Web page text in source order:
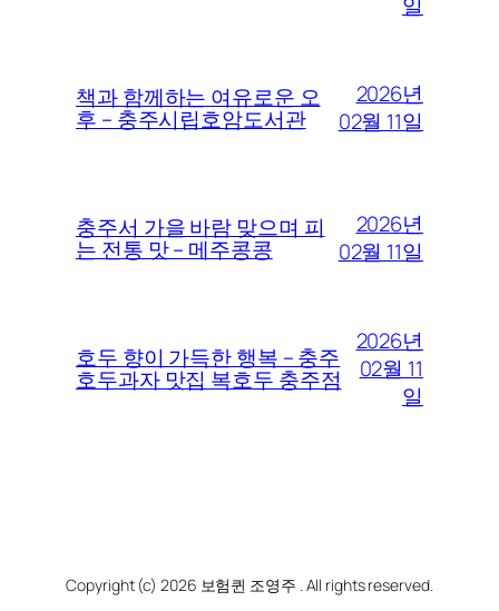
책과 함께하는 여유로운 오
후 – 충주시립호암도서관
2026년
02월 11일
충주서 가을 바람 맞으며 피
는 전통 맛 – 메주콩콩
2026년
02월 11일
호두 향이 가득한 행복 – 충주
호두과자 맛집 복호두 충주점
2026년
02월 11
일
Copyright (c) 2026 보험퀸 조영주 . All rights reserved.